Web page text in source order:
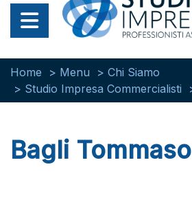
Home Menu
Chi Siamo
Studio Impresa Commercialisti
Bagli Tommaso